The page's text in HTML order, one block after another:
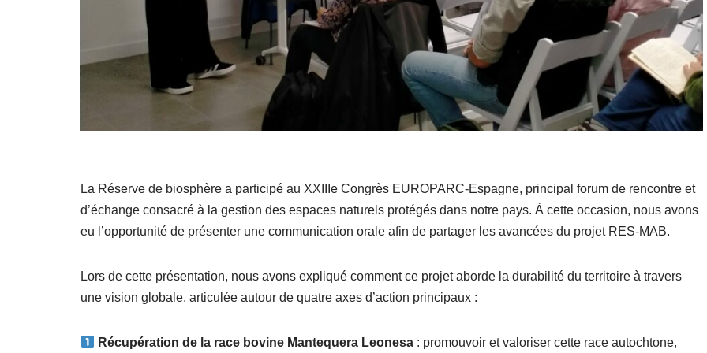
La Réserve de biosphère a participé au XXIIIe Congrès EUROPARC-Espagne, principal forum de rencontre et
d’échange consacré à la gestion des espaces naturels protégés dans notre pays. À cette occasion, nous avons
eu l’opportunité de présenter une communication orale afin de partager les avancées du projet RES-MAB.
Lors de cette présentation, nous avons expliqué comment ce projet aborde la durabilité du territoire à travers
une vision globale, articulée autour de quatre axes d’action principaux :
Récupération de la race bovine Mantequera Leonesa : promouvoir et valoriser cette race autochtone,